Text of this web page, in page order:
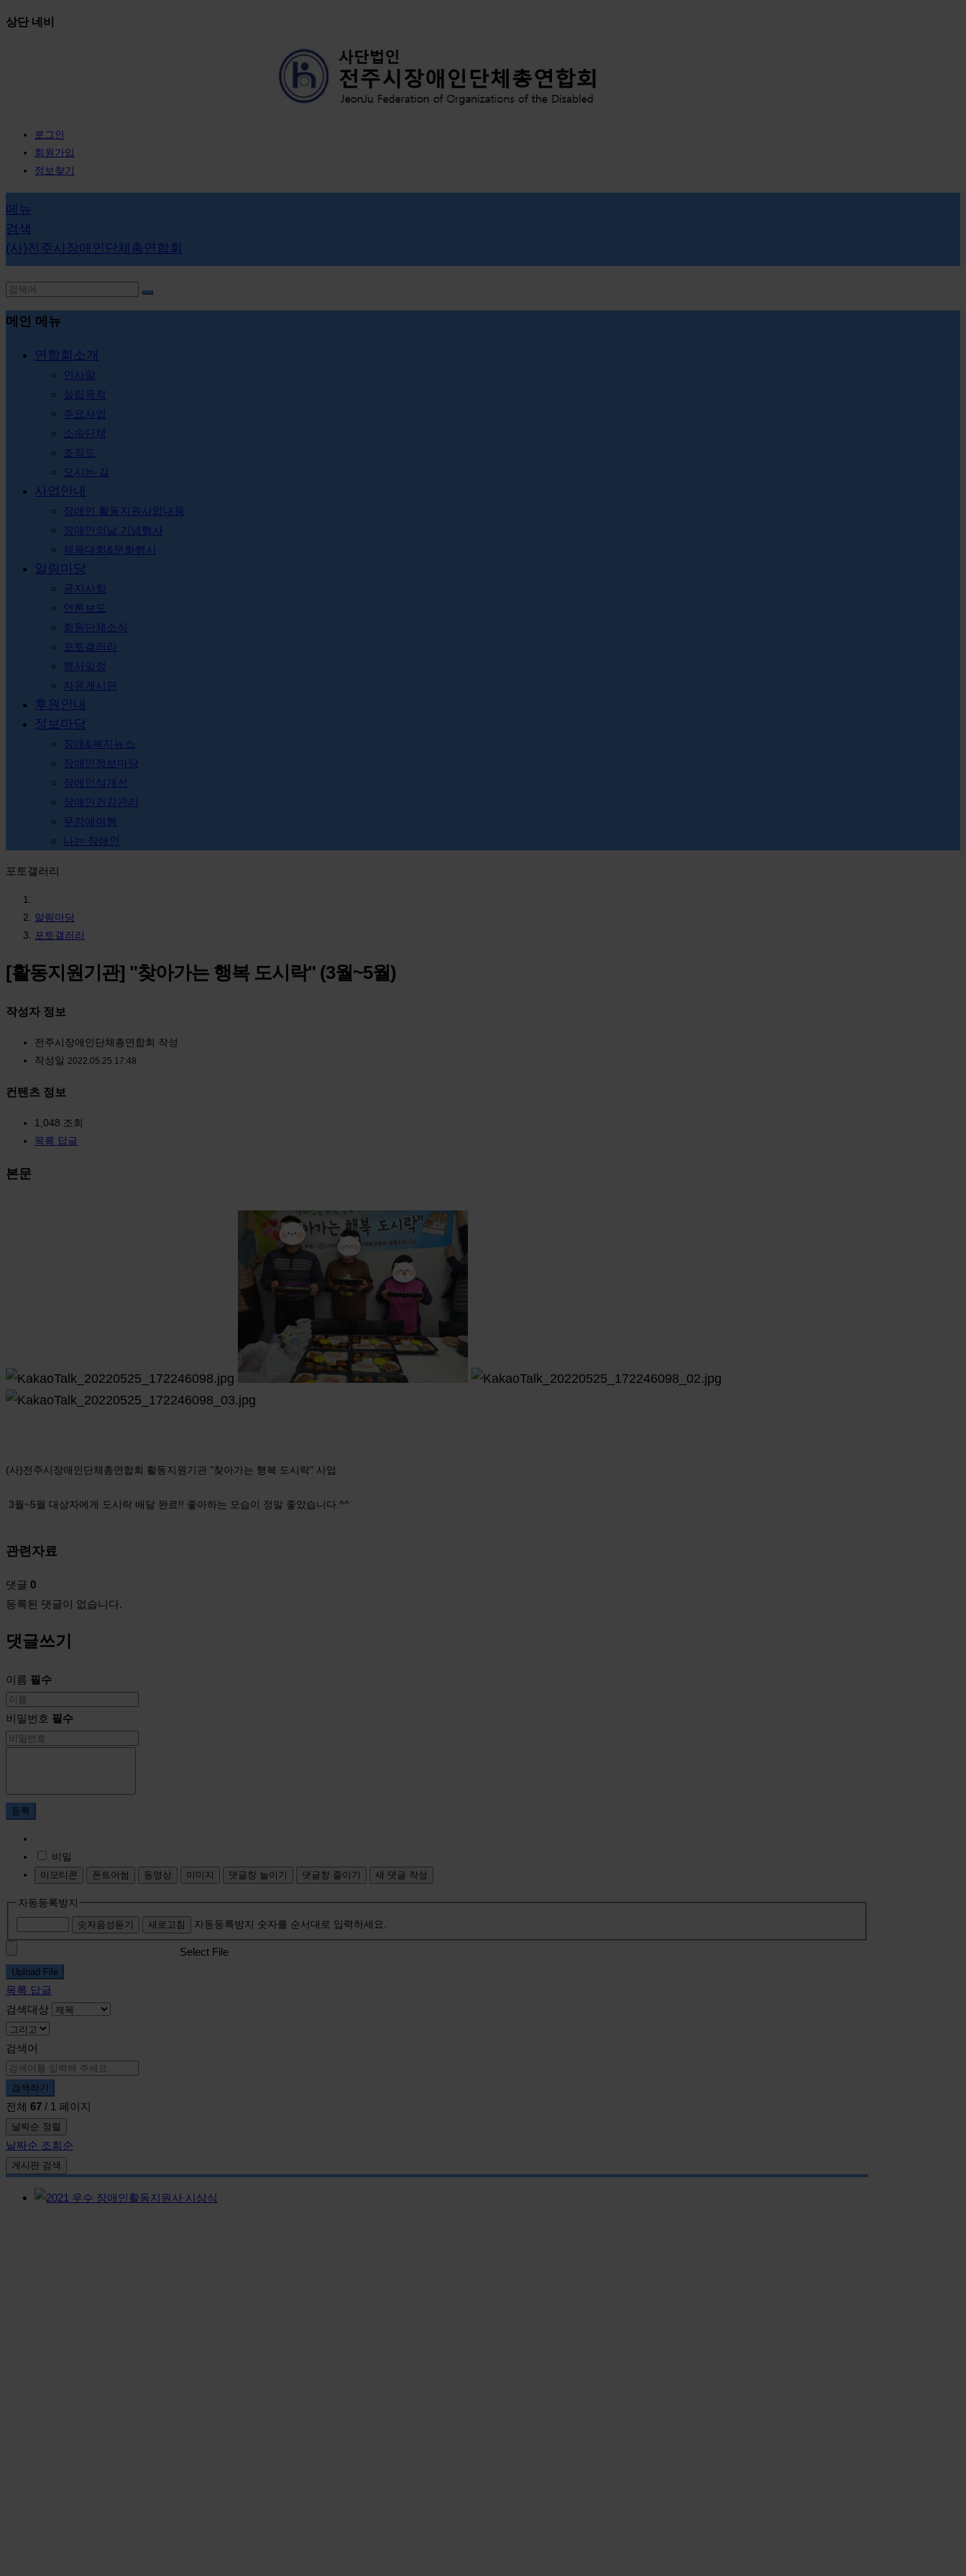
상단 네비
로그인
회원가입
정보찾기
메뉴
검색
(사)전주시장애인단체총연합회
메인 메뉴
연합회소개
인사말
설립목적
주요사업
소속단체
조직도
오시는 길
사업안내
장애인 활동지원사업내용
장애인의날 기념행사
체육대회&문화행사
알림마당
공지사항
언론보도
회원단체소식
포토갤러리
행사일정
자유게시판
후원안내
정보마당
장애&복지뉴스
장애인정보마당
장애인식개선
장애인건강관리
무장애여행
나는 장애인
포토갤러리
알림마당
포토갤러리
[활동지원기관] "찾아가는 행복 도시락" (3월~5월)
작성자 정보
전주시장애인단체총연합회 작성
작성일 2022.05.25 17:48
컨텐츠 정보
1,048 조회
목록 답글
본문
(사)전주시장애인단체총연합회 활동지원기관 "찾아가는 행복 도시락" 사업
3월~5월 대상자에게 도시락 배달 완료!! 좋아하는 모습이 정말 좋았습니다.^^
관련자료
댓글 0
등록된 댓글이 없습니다.
댓글쓰기
이름 필수
비밀번호 필수
등록
비밀
이모티콘 폰트어썸 동영상 이미지 댓글창 늘이기 댓글창 줄이기 새 댓글 작성
자동등록방지
숫자음성듣기 새로고침 자동등록방지 숫자를 순서대로 입력하세요.
Select File
Upload File
목록 답글
검색대상
검색어
검색하기
전체 67 / 1 페이지
날짜순 정렬
날짜순 조회순
게시판 검색